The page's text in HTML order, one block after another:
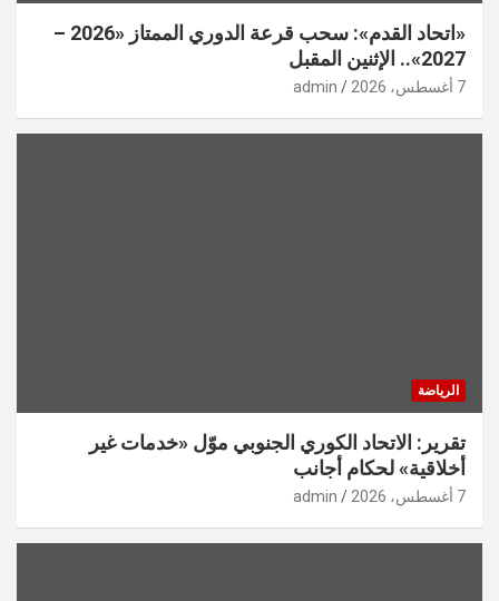
«اتحاد القدم»: سحب قرعة الدوري الممتاز «2026 –
2027».. الإثنين المقبل
7 أغسطس، 2026 admin
الرياضة
تقرير: الاتحاد الكوري الجنوبي موّل «خدمات غير
أخلاقية» لحكام أجانب
7 أغسطس، 2026 admin